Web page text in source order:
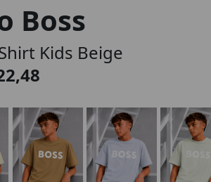
België
Engeland
Frankrijk
Italië
Kroatië
Boss
Kids Beige